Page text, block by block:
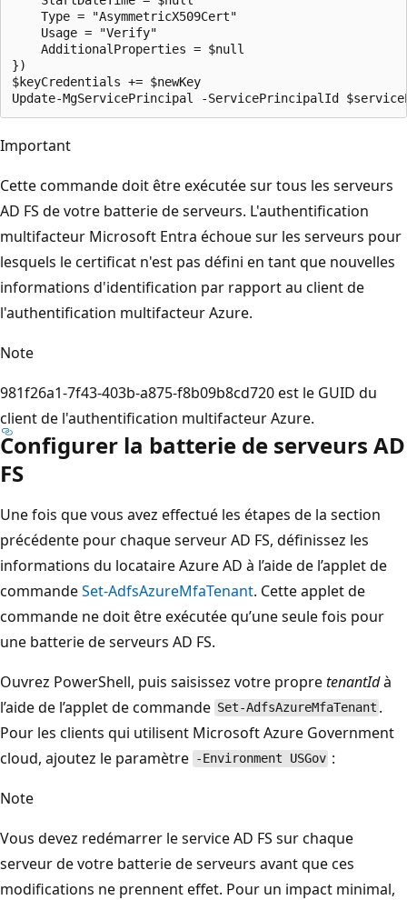
    Type = "AsymmetricX509Cert"
    Usage = "Verify"
    AdditionalProperties = $null
})
$keyCredentials += $newKey
Important
Cette commande doit être exécutée sur tous les serveurs
AD FS de votre batterie de serveurs. L'authentification
multifacteur Microsoft Entra échoue sur les serveurs pour
lesquels le certificat n'est pas défini en tant que nouvelles
informations d'identification par rapport au client de
l'authentification multifacteur Azure.
Note
981f26a1-7f43-403b-a875-f8b09b8cd720 est le GUID du
client de l'authentification multifacteur Azure.
Configurer la batterie de serveurs AD
FS
Une fois que vous avez effectué les étapes de la section
précédente pour chaque serveur AD FS, définissez les
informations du locataire Azure AD à l’aide de l’applet de
commandeSet-AdfsAzureMfaTenant. Cette applet de
commande ne doit être exécutée qu’une seule fois pour
une batterie de serveurs AD FS.
Ouvrez PowerShell, puis saisissez votre propretenantIdà
l’aide de l’applet de commande Set-AdfsAzureMfaTenant .
Pour les clients qui utilisent Microsoft Azure Government
cloud, ajoutez le paramètre -Environment USGov :
Note
Vous devez redémarrer le service AD FS sur chaque
serveur de votre batterie de serveurs avant que ces
modifications ne prennent effet. Pour un impact minimal,